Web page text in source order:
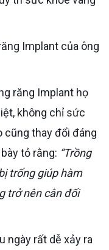
không chỉ sức
cũng thay đổi đáng
tỏ rằng: “Trồng
trống giúp hàm
trở nên cân đối